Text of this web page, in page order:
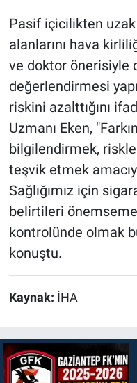
Pasif içicilikten uzak
alanlarını hava
ve doktor önerisiyle
değerlendirmesi
riskini azalttığını
Uzmanı Eken,
bilgilendirmek,
teşvik etmek
Sağlığımız için
belirtileri
kontrolünde olmak
konuştu.
Kaynak: İHA